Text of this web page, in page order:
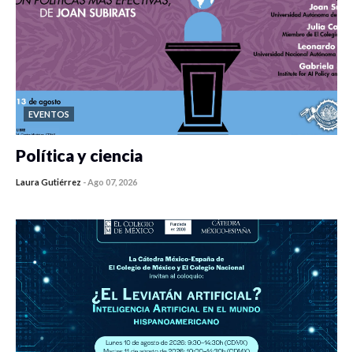
EVENTOS
Política y ciencia
Laura Gutiérrez -Ago 07, 2026